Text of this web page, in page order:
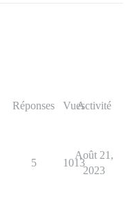
Réponses VuesActivité
5 1013
Août 21,
2023